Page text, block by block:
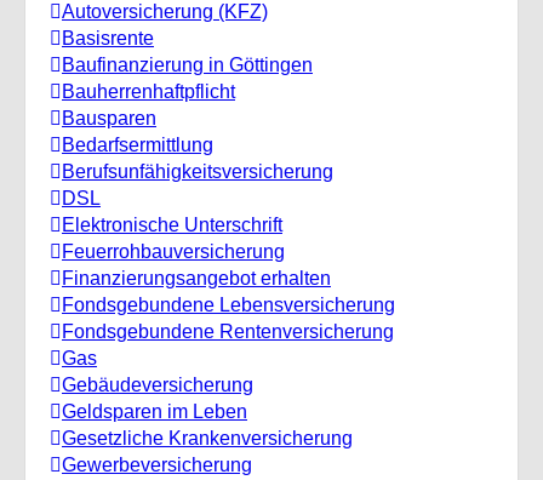
Autoversicherung (KFZ)
Basisrente
Baufinanzierung in Göttingen
Bauherrenhaftpflicht
Bausparen
Bedarfsermittlung
Berufs­unfähigkeitsversicherung
DSL
Elektronische Unterschrift
Feuerrohbauversicherung
Finanzierungsangebot erhalten
Fondsgebundene Lebensversicherung
Fondsgebundene Rentenversicherung
Gas
Gebäudeversicherung
Geldsparen im Leben
Gesetzliche Krankenversicherung
Gewerbeversicherung